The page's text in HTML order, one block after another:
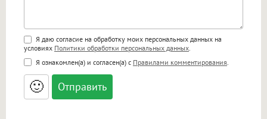
Поддержка HTML
<b>, <strong>, <u>, <i>, <em>, <s>, <big>,
<small>, <sup>, <sub>, <pre>, <ul>, <ol>, <li>,
<blockquote>, <code> экранирует HTML,
адреса URL автоматически становятся
ссылками, и [img]адрес[/img] будет
Я даю согласие на обработку моих персональных данных на
условиях Политики обработки персональных данных
Я ознакомлен(а) и согласен(а) с Правилами комментирования
🙂